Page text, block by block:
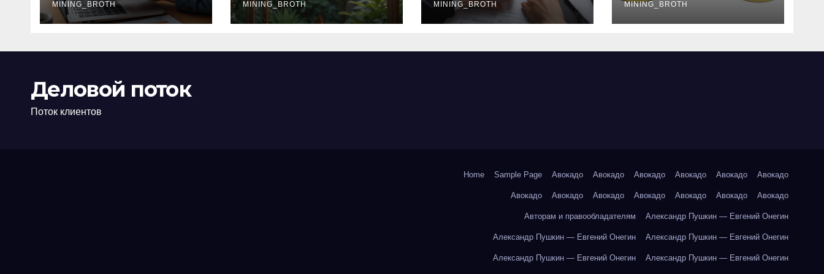
офис: порядок,
требования и
MINING_BROTH
колокольчиков
MINING_BROTH
ставки и
требования к
MINING_BROTH
руководство
MINING_BROTH
Деловой поток
Поток клиентов
Home Sample Page Авокадо Авокадо Авокадо Авокадо Авокадо Авокадо
Авокадо Авокадо Авокадо Авокадо Авокадо Авокадо Авокадо
Авторам и правообладателям Александр Пушкин — Евгений Онегин
Александр Пушкин — Евгений Онегин Александр Пушкин — Евгений Онегин
Александр Пушкин — Евгений Онегин Александр Пушкин — Евгений Онегин